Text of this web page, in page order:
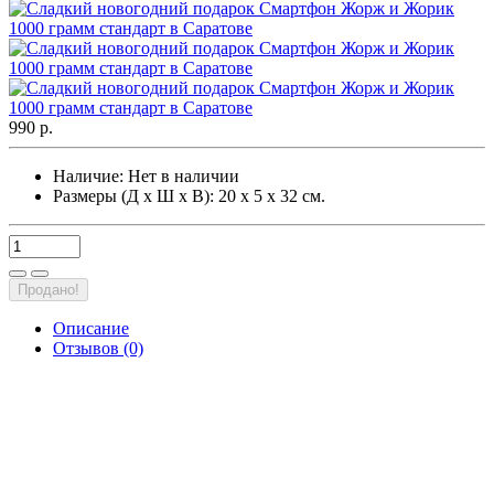
990 р.
Наличие: Нет в наличии
Размеры (Д х Ш х В): 20 х 5 х 32 см.
Продано!
Описание
Отзывов (0)